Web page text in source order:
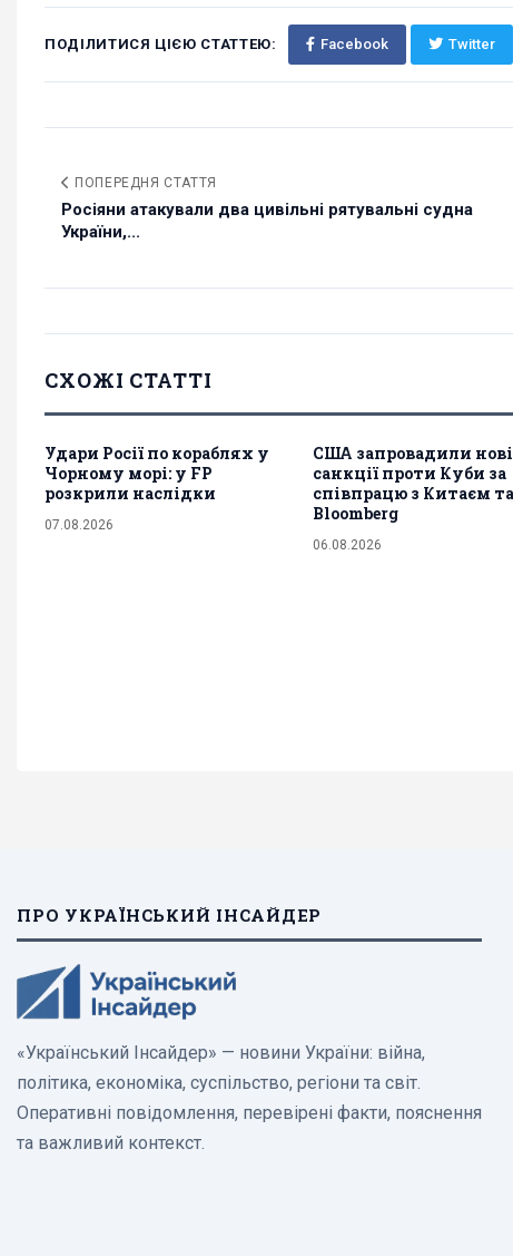
ПОДІЛИТИСЯ ЦІЄЮ СТАТТЕЮ: Facebook Twitter
ПОПЕРЕДНЯ СТАТТЯ
Росіяни атакували два цивільні рятувальні судна
України,...
СХОЖІ СТАТТІ
Удари Росії по кораблях у
Чорному морі: у FP
розкрили наслідки
07.08.2026
США запровадили нові
санкції проти Куби за
співпрацю з Китаєм
Bloomberg
06.08.2026
ПРО УКРАЇНСЬКИЙ ІНСАЙДЕР
«Український Інсайдер» — новини України: війна,
політика, економіка, суспільство, регіони та світ.
Оперативні повідомлення, перевірені факти, пояснення
та важливий контекст.